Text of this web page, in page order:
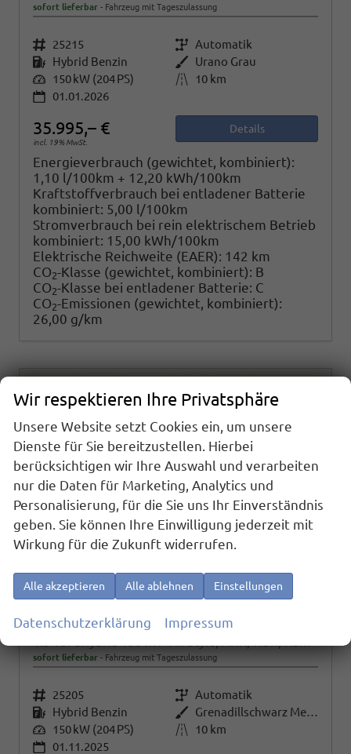
sofort lieferbar Fahrzeug mit Tageszulassung
Fahrzeugnr. 25215 Getriebe Automatik
Kraftstoff Hybrid Benzin Außenfarbe Urano Grau
Leistung 150 kW (204 PS) Kilometerstand
10 km
01.01.2026
35.995,– €
incl. 19% MwSt.
Details
Energieverbrauch (gewichtet, kombiniert):
1,10 l/100km + 12,20 kWh/100km
Kraftstoffverbrauch bei entladener Batterie
kombiniert: 5,00 l/100km
Stromverbrauch bei rein elektrischem Betrieb
kombiniert: 15,00 kWh/100km
Elektrische Reichweite (EAER): 142 km
CO2-Klasse (gewichtet, kombiniert): B
CO2-Klasse bei entladener Batterie: C
CO2-Emissionen (gewichtet, kombiniert):
26,00 g/km
Volkswagen Golf
sofort lieferbar Fahrzeug mit Tageszulassung
Fahrzeugnr. 25205 Getriebe Automatik
Kraftstoff Hybrid Benzin Außenfarbe
Grenadillschwarz Metallic
Leistung 150 kW (204 PS) Kilometerstand
10 km
01.11.2025
Wir respektieren Ihre Privatsphäre
Unsere Website setzt Cookies ein, um unsere
Dienste für Sie bereitzustellen. Hierbei
berücksichtigen wir Ihre Auswahl und verarbeiten
nur die Daten für Marketing, Analytics und
Personalisierung, für die Sie uns Ihr Einverständnis
geben. Sie können Ihre Einwilligung jederzeit mit
Wirkung für die Zukunft widerrufen.
Alle akzeptieren Alle ablehnen Einstellungen
Datenschutzerklärung Impressum